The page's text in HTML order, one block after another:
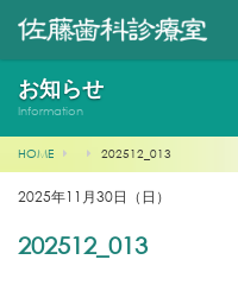
お知らせ
Information
HOME 202512_013
2025年11月30日（日）
202512_013